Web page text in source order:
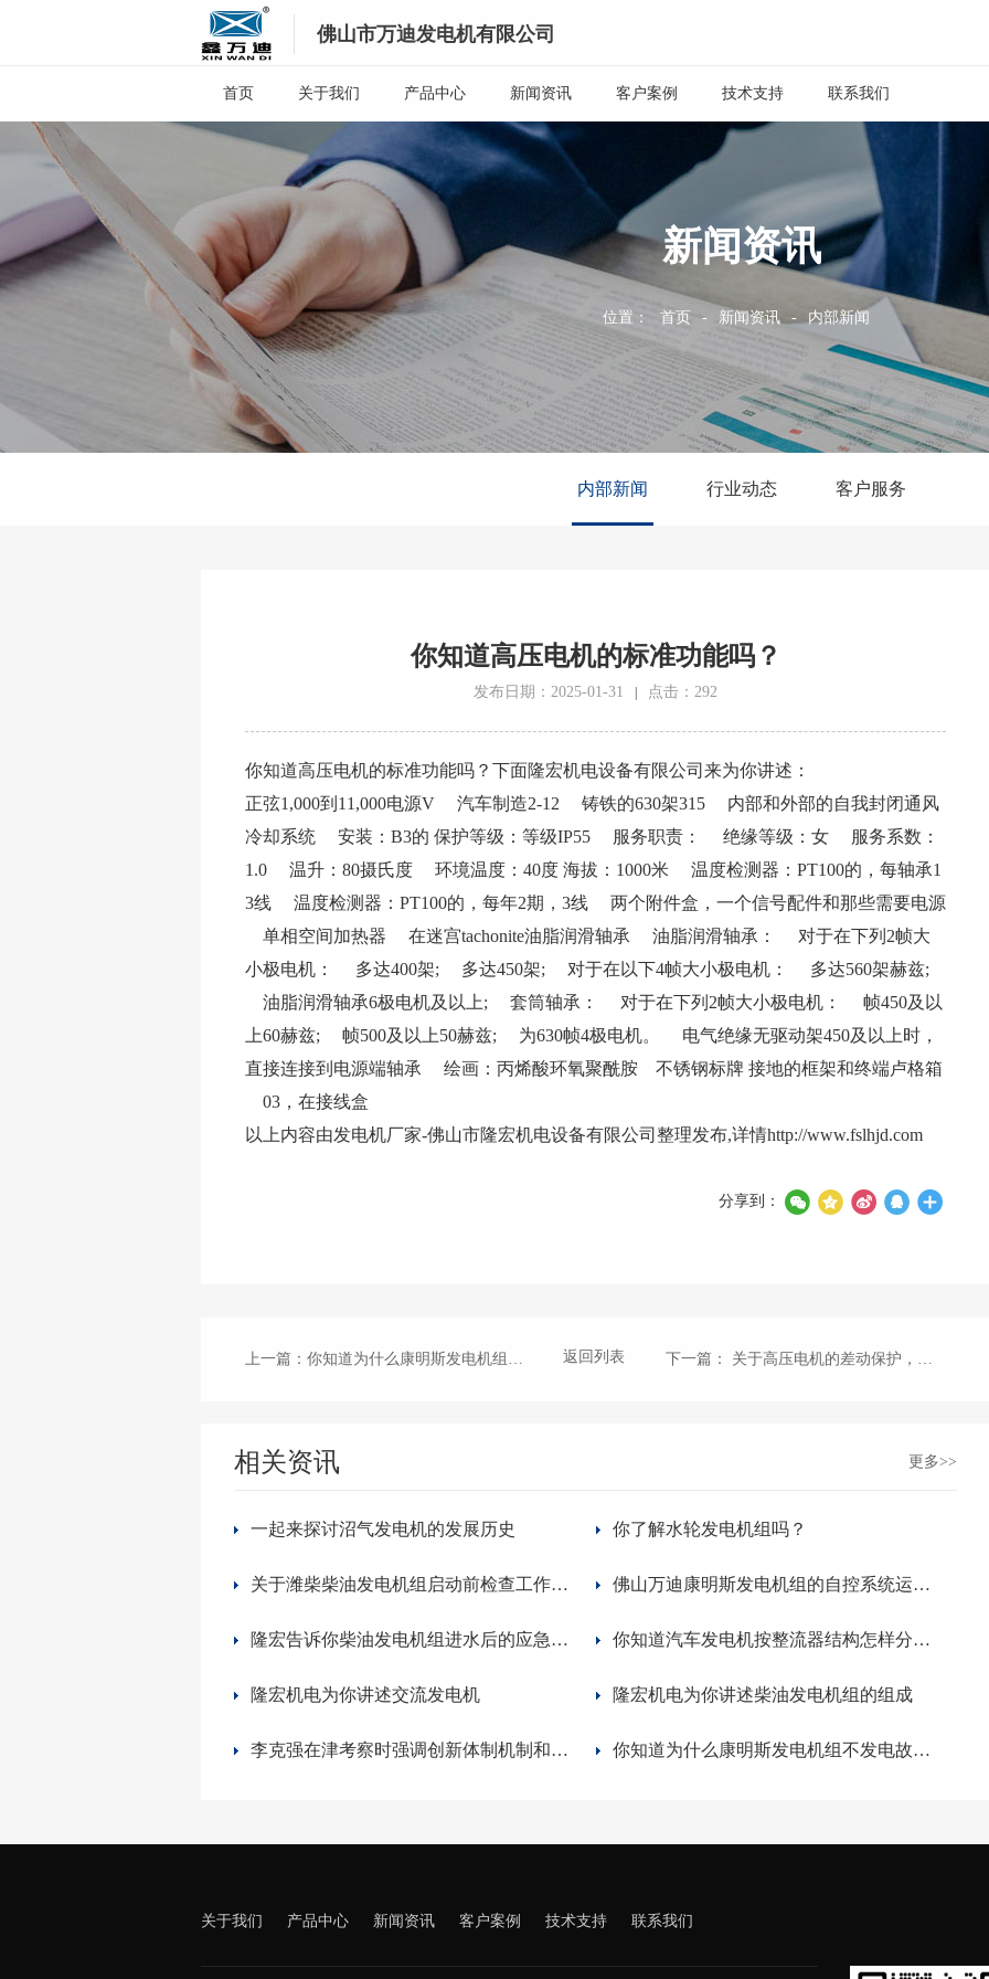
佛山市万迪发电机有限公司
首页 关于我们 产品中心 新闻资讯 客户案例 技术支持 联系我们
新闻资讯
位置： 首页 - 新闻资讯 - 内部新闻
内部新闻 行业动态 客户服务
你知道高压电机的标准功能吗？
发布日期：2025-01-31 点击：292
你知道高压电机的标准功能吗？下面隆宏机电设备有限公司来为你讲述：
正弦1,000到11,000电源V 汽车制造2-12 铸铁的630架315 内部和外部的自我封闭通风
冷却系统 安装：B3的 保护等级：等级IP55 服务职责： 绝缘等级：女 服务系数：
1.0 温升：80摄氏度 环境温度：40度 海拔：1000米 温度检测器：PT100的，每轴承1
3线 温度检测器：PT100的，每年2期，3线 两个附件盒，一个信号配件和那些需要电源
单相空间加热器 在迷宫tachonite油脂润滑轴承 油脂润滑轴承： 对于在下列2帧大
小极电机： 多达400架; 多达450架; 对于在以下4帧大小极电机： 多达560架赫兹;
油脂润滑轴承6极电机及以上; 套筒轴承： 对于在下列2帧大小极电机： 帧450及以
上60赫兹; 帧500及以上50赫兹; 为630帧4极电机。 电气绝缘无驱动架450及以上时，
直接连接到电源端轴承 绘画：丙烯酸环氧聚酰胺 不锈钢标牌 接地的框架和终端卢格箱
03，在接线盒
以上内容由发电机厂家-佛山市隆宏机电设备有限公司整理发布,详情http://www.fslhjd.com
分享到：
上一篇 ：你知道为什么康明斯发电机组不发电故障吗？ 下一篇 ： 关于高压电机的差动保护，你知道多少？
返回列表
相关资讯 更多>>
一起来探讨沼气发电机的发展历史 你了解水轮发电机组吗？
关于潍柴柴油发电机组启动前检查工作，你了解多少？ 佛山万迪康明斯发电机组的自控系统运正常运行需知
隆宏告诉你柴油发电机组进水后的应急处理方法 你知道汽车发电机按整流器结构怎样分类吗？
隆宏机电为你讲述交流发电机 隆宏机电为你讲述柴油发电机组的组成
李克强在津考察时强调创新体制机制和推动科技进步 你知道为什么康明斯发电机组不发电故障吗？
关于我们 产品中心 新闻资讯 客户案例 技术支持 联系我们